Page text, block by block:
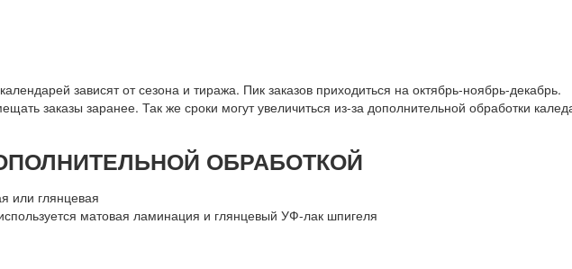
зависят от сезона и тиража. Пик заказов приходиться на октябрь-ноябрь-декабрь.
заказы заранее. Так же сроки могут увеличиться из-за дополнительной обработки
ОБРАБОТКОЙ
или глянцевая
матовая ламинация и глянцевый УФ-лак шпигеля